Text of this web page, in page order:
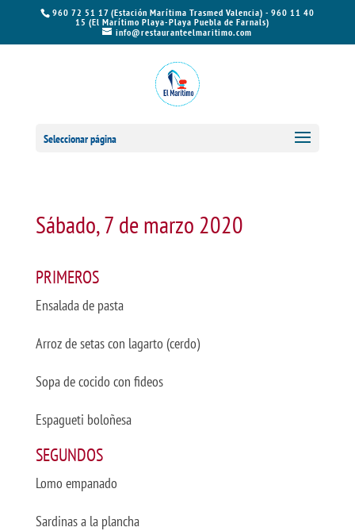
960 72 51 17 (Estación Marítima Trasmed Valencia) - 960 11 40
15 (El Marítimo Playa-Playa Puebla de Farnals)
info@restauranteelmaritimo.com
Seleccionar página
Sábado, 7 de marzo 2020
PRIMEROS
Ensalada de pasta
Arroz de setas con lagarto (cerdo)
Sopa de cocido con fideos
Espagueti boloñesa
SEGUNDOS
Lomo empanado
Sardinas a la plancha